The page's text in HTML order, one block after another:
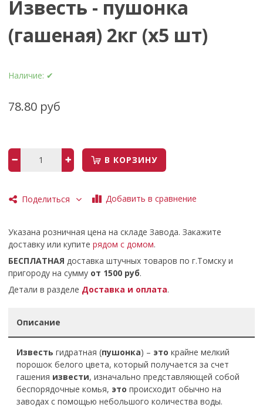
Известь - пушонка
(гашеная) 2кг (х5 шт)
Наличие: ✔
78.80 руб
В КОРЗИНУ
Поделиться Добавить в сравнение
Указана розничная цена на складе Завода. Закажите
доставку или купитерядом с домом.
БЕСПЛАТНАЯ доставка штучных товаров по г.Томску и
пригороду на сумму от 1500 руб.
Детали в разделе Доставка и оплата.
Описание
Известь гидратная (пушонка) – это крайне мелкий
порошок белого цвета, который получается за счет
гашения извести, изначально представляющей собой
беспорядочные комья, это происходит обычно на
заводах с помощью небольшого количества воды.